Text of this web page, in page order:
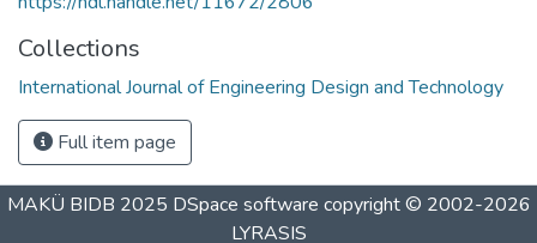
Collections
International Journal of Engineering Design and Technology
Full item page
MAKÜ BIDB 2025 DSpace software copyright © 2002-2026
LYRASIS